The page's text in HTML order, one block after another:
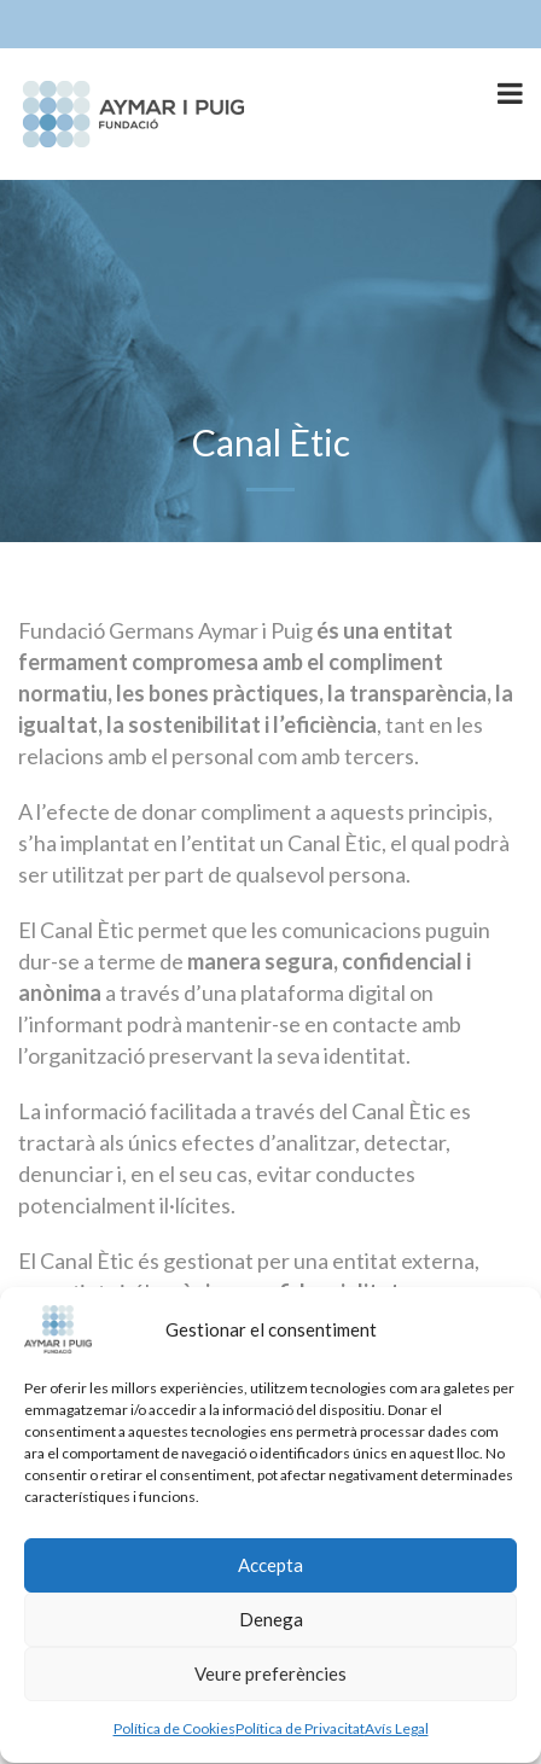
Gestionar el consentiment
Per oferir les millors experiències, utilitzem tecnologies com ara galetes per
emmagatzemar i/o accedir a la informació del dispositiu. Donar el
consentiment a aquestes tecnologies ens permetrà processar dades com
ara el comportament de navegació o identificadors únics en aquest lloc. No
consentir o retirar el consentiment, pot afectar negativament determinades
característiques i funcions.
Accepta
Denega
Veure preferències
Política de CookiesPolítica de PrivacitatAvís Legal
Canal Ètic
Fundació Germans Aymar i Puigés una entitat
fermament compromesa amb el compliment
normatiu, les bones pràctiques, la transparència, la
igualtat, la sostenibilitat i l’eficiència, tant en les
relacions amb el personal com amb tercers.
A l’efecte de donar compliment a aquests principis,
s’ha implantat en l’entitat un Canal Ètic, el qual podrà
ser utilitzat per part de qualsevol persona.
El Canal Ètic permet que les comunicacions puguin
dur-se a terme de manera segura, confidencial i
anònima a través d’una plataforma digital on
l’informant podrà mantenir-se en contacte amb
l’organització preservant la seva identitat.
La informació facilitada a través del Canal Ètic es
tractarà als únics efectes d’analitzar, detectar,
denunciar i, en el seu cas, evitar conductes
potencialment il·lícites.
El Canal Ètic és gestionat per una entitat externa,
garantint així la
màxima confidencialitat,
independència, eficàcia i objectivitatrespecte a les
comunicacions que es realitzin.
Pot consultar el protocol de gestió del Canal Ètic a
través del següent enllaç:
Igualment, pot realitzar qualsevol comunicació través